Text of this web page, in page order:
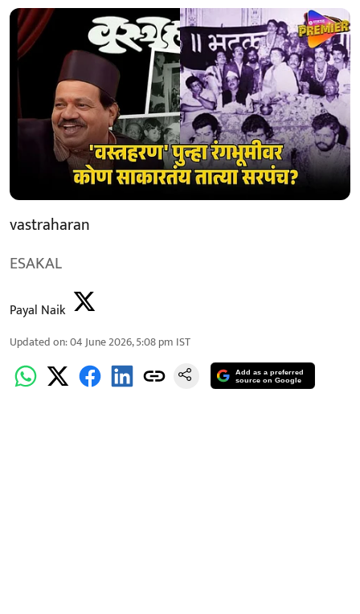
vastraharan
ESAKAL
Payal Naik
Updated on:04 June 2026, 5:08 pm IST
Add as a preferred
source on Google